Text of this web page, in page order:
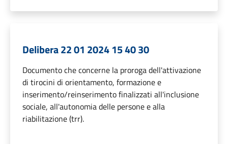
Delibera 22 01 2024 15 40 30
Documento che concerne la proroga dell'attivazione
di tirocini di orientamento, formazione e
inserimento/reinserimento finalizzati all'inclusione
sociale, all'autonomia delle persone e alla
riabilitazione (trr).